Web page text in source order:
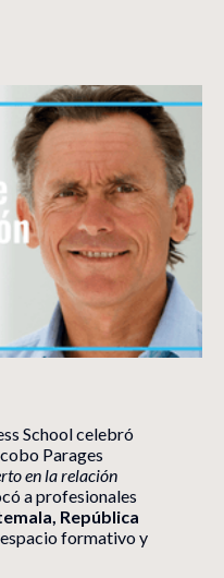
School celebró
Parages
en la relación
a profesionales
República
espacio formativo y